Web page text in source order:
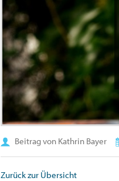
Beitrag von Kathrin Bayer
Zurück zur Übersicht